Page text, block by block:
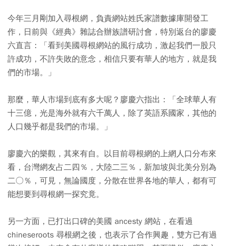
今年三月剛加入尋根網，負責網站姓氏家譜數據庫開發工
作，日前與《經典》雜誌合辦族譜研討會，特別返台的廖慶
六直言：「看到美國尋根網站的風行成功，激起我們一股只
許成功，不許失敗的意念，相信只要有華人的地方，就是我
們的市場。」
那麼，華人市場到底有多大呢？廖慶六指出：「全球華人有
十三億，光是海外就有六千萬人，除了英語系國家，其他的
人口幾乎都是我們的市場。」
廖慶六的樂觀，其來有自。以目前尋根網的上網人口分布來
看，台灣網友占二四％，大陸二三％，新加坡與北美分別為
二○％，可見，無論國度，分散在世界各地的華人，都有可
能想要到尋根網一探究竟。
另一方面，已打出口碑的美國 ancesty 網站，在看過
chineseroots 尋根網之後，也表示了合作興趣，雙方已有過